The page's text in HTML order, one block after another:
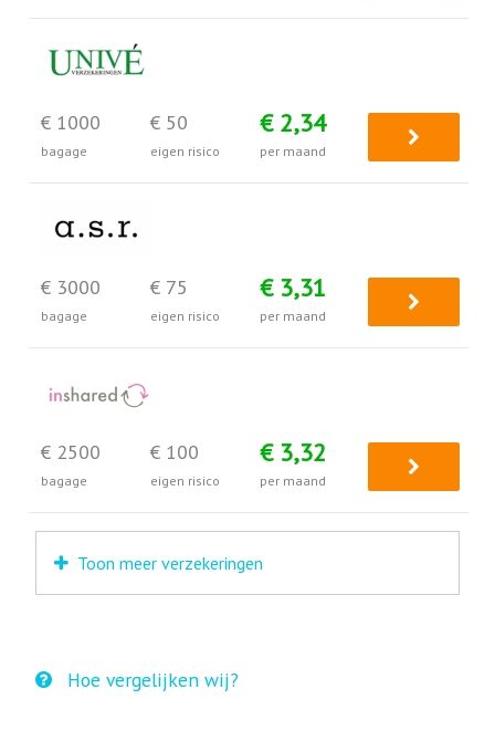
€ 1000
bagage
€ 50
eigen risico
€ 2,34
per maand
€ 3000
bagage
€ 75
eigen risico
€ 3,31
per maand
€ 2500
bagage
€ 100
eigen risico
€ 3,32
per maand
Toon meer verzekeringen
Hoe vergelijken wij?